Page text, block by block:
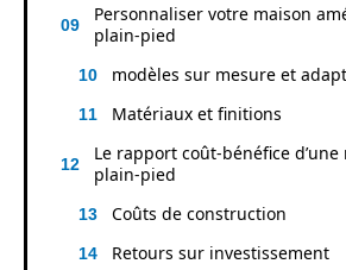
Personnaliser votre maison
plain-pied
modèles sur mesure et
Matériaux et finitions
Le rapport coût-bénéfice d’une
plain-pied
Coûts de construction
Retours sur investissement